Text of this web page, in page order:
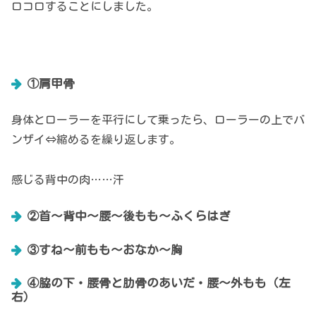
ロコロすることにしました。
①肩甲骨
身体とローラーを平行にして乗ったら、ローラーの上でバ
ンザイ⇔縮めるを繰り返します。
感じる背中の肉……汗
②首～背中～腰～後もも～ふくらはぎ
③すね～前もも～おなか～胸
④脇の下・腰骨と肋骨のあいだ・腰～外もも（左
右）